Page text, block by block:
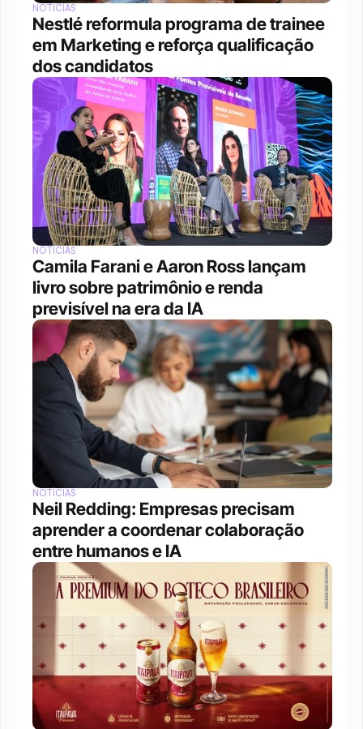
NOTÍCIAS
Nestlé reformula programa de trainee
em Marketing e reforça qualificação
dos candidatos
NOTÍCIAS
Camila Farani e Aaron Ross lançam
livro sobre patrimônio e renda
previsível na era da IA
NOTÍCIAS
Neil Redding: Empresas precisam
aprender a coordenar colaboração
entre humanos e IA